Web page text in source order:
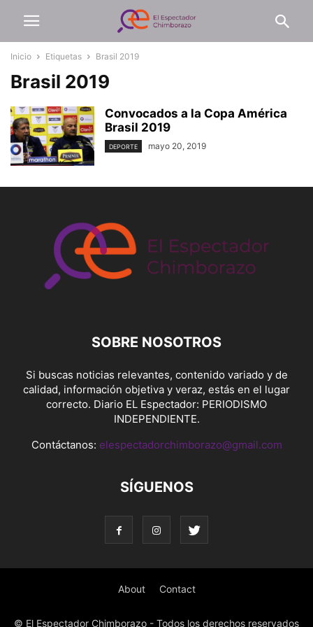
Inicio Etiquetas Brasil 2019
Brasil 2019
Convocados a la Copa América
Brasil 2019
DEPORTE mayo 20, 2019
SOBRE NOSOTROS
Si buscas noticias relevantes, contenido variado y de
calidad, información objetiva y veraz, estás en el lugar
correcto. Diario EL Espectador: PERIODISMO
INDEPENDIENTE.
Contáctanos: elespectadorchimborazo@gmail.com
SÍGUENOS
About Contact
© El Espectador Chimborazo - Todos los derechos reservados